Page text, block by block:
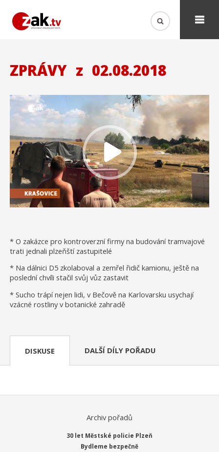
ZPRÁVY z 02.08.2018
* O zakázce pro kontroverzní firmy na budování tramvajové
trati jednali plzeňští zastupitelé
* Na dálnici D5 zkolaboval a zemřel řidič kamionu, ještě na
poslední chvíli stačil svůj vůz zastavit
* Sucho trápí nejen lidi, v Bečově na Karlovarsku usychají
vzácné rostliny v botanické zahradě
DISKUSE DALŠÍ DÍLY POŘADU
Archiv pořadů
30 let Městské policie Plzeň
Bydleme bezpečně